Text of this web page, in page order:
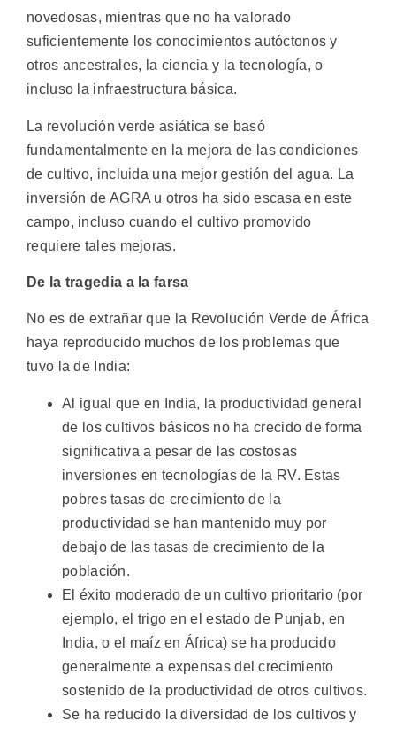
novedosas, mientras que no ha valorado
suficientemente los conocimientos autóctonos y
otros ancestrales, la ciencia y la tecnología, o
incluso la infraestructura básica.
La revolución verde asiática se basó
fundamentalmente en la mejora de las condiciones
de cultivo, incluida una mejor gestión del agua. La
inversión de AGRA u otros ha sido escasa en este
campo, incluso cuando el cultivo promovido
requiere tales mejoras.
De la tragedia a la farsa
No es de extrañar que la Revolución Verde de África
haya reproducido muchos de los problemas que
tuvo la de India:
Al igual que en India, la productividad general
de los cultivos básicos no ha crecido de forma
significativa a pesar de las costosas
inversiones en tecnologías de la RV. Estas
pobres tasas de crecimiento de la
productividad se han mantenido muy por
debajo de las tasas de crecimiento de la
población.
El éxito moderado de un cultivo prioritario (por
ejemplo, el trigo en el estado de Punjab, en
India, o el maíz en África) se ha producido
generalmente a expensas del crecimiento
sostenido de la productividad de otros cultivos.
Se ha reducido la diversidad de los cultivos y